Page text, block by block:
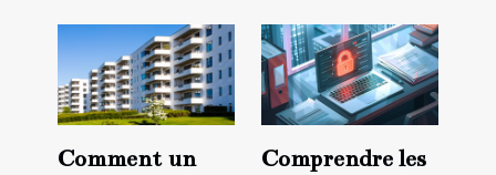
Comment un
Comprendre les